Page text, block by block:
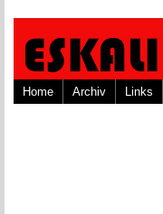
Home Archiv Links